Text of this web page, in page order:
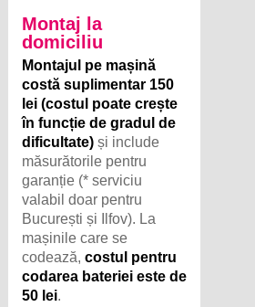
Montaj la
domiciliu
Montajul pe mașină
costă suplimentar 150
lei (costul poate crește
în funcție de gradul de
dificultate) și include
măsurătorile pentru
garanție (* serviciu
valabil doar pentru
București și Ilfov). La
mașinile care se
codează,costul pentru
codarea bateriei este de
50 lei.